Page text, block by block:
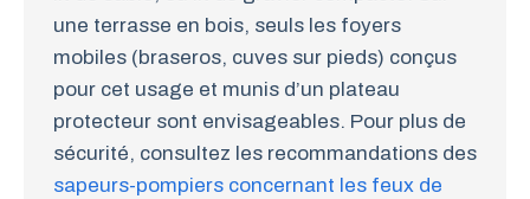
une terrasse en bois, seuls les foyers
mobiles (braseros, cuves sur pieds) conçus
pour cet usage et munis d’un plateau
protecteur sont envisageables. Pour plus de
sécurité, consultez les recommandations des
sapeurs-pompiers concernant les feux de